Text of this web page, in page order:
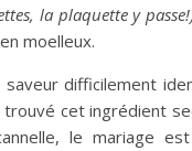
la plaquette y
moelleux.
difficilement
trouvé cet ingrédient
le mariage